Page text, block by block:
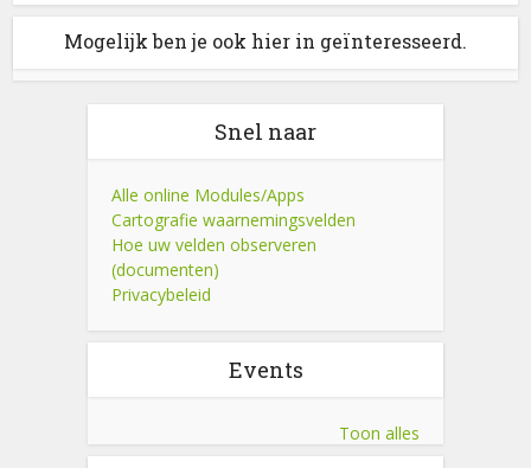
Mogelijk ben je ook hier in geïnteresseerd.
Snel naar
Alle online Modules/Apps
Cartografie waarnemingsvelden
Hoe uw velden observeren
(documenten)
Privacybeleid
Events
Toon alles